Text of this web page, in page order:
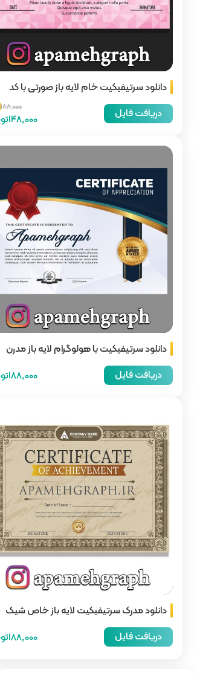
دانلود سرتیفیکیت خام لایه باز صورتی با کد
رجیستری
دریافت فایل 188,000
148,000تومان
دانلود سرتیفیکیت با هولوگرام لایه باز مدرن
جدید
دریافت فایل 188,000تومان
دانلود مدرک سرتیفیکیت لایه باز خاص شیک
کلاسیک
دریافت فایل 188,000تومان